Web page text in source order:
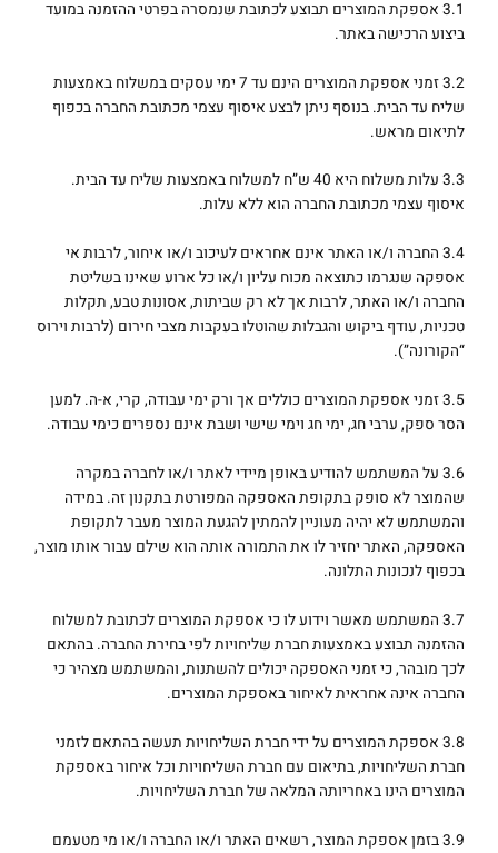
3.1 אספקת המוצרים תבוצע לכתובת שנמסרה בפרטי ההזמנה במועד
ביצוע הרכישה באתר.
3.2 זמני אספקת המוצרים הינם עד 7 ימי עסקים במשלוח באמצעות
שליח עד הבית. בנוסף ניתן לבצע איסוף עצמי מכתובת החברה בכפוף
לתיאום מראש.
3.3 עלות משלוח היא 40 ש”ח למשלוח באמצעות שליח עד הבית.
איסוף עצמי מכתובת החברה הוא ללא עלות.
3.4 החברה ו/או האתר אינם אחראים לעיכוב ו/או איחור, לרבות אי
אספקה שנגרמו כתוצאה מכוח עליון ו/או כל ארוע שאינו בשליטת
החברה ו/או האתר, לרבות אך לא רק שביתות, אסונות טבע, תקלות
טכניות, עודף ביקוש והגבלות שהוטלו בעקבות מצבי חירום (לרבות וירוס
“הקורונה”).
3.5 זמני אספקת המוצרים כוללים אך ורק ימי עבודה, קרי, א-ה. למען
הסר ספק, ערבי חג, ימי חג וימי שישי ושבת אינם נספרים כימי עבודה.
3.6 על המשתמש להודיע באופן מיידי לאתר ו/או לחברה במקרה
שהמוצר לא סופק בתקופת האספקה המפורטת בתקנון זה. במידה
והמשתמש לא יהיה מעוניין להמתין להגעת המוצר מעבר לתקופת
האספקה, האתר יחזיר לו את התמורה אותה הוא שילם עבור אותו מוצר,
בכפוף לנכונות התלונה.
3.7 המשתמש מאשר וידוע לו כי אספקת המוצרים לכתובת למשלוח
ההזמנה תבוצע באמצעות חברת שליחויות לפי בחירת החברה. בהתאם
לכך מובהר, כי זמני האספקה יכולים להשתנות, והמשתמש מצהיר כי
החברה אינה אחראית לאיחור באספקת המוצרים.
3.8 אספקת המוצרים על ידי חברת השליחויות תעשה בהתאם לזמני
חברת השליחויות, בתיאום עם חברת השליחויות וכל איחור באספקת
המוצרים הינו באחריותה המלאה של חברת השליחויות.
3.9 בזמן אספקת המוצר, רשאים האתר ו/או החברה ו/או מי מטעמם